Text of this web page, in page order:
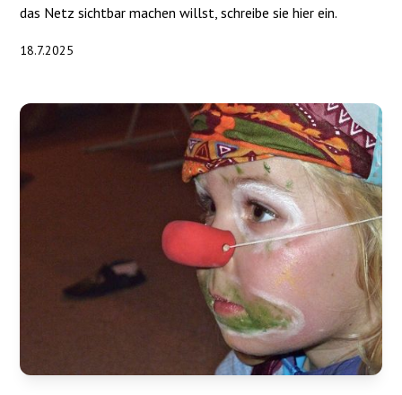
das Netz sichtbar machen willst, schreibe sie hier ein.
18.7.2025